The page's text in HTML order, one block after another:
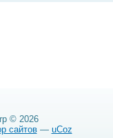
© 2026
сайтов— uCoz